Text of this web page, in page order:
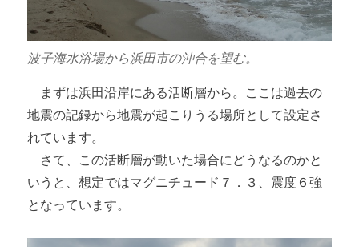
波子海水浴場から浜田市の沖合を望む。
まずは浜田沿岸にある活断層から。ここは過去の
地震の記録から地震が起こりうる場所として設定さ
れています。
さて、この活断層が動いた場合にどうなるのかと
いうと、想定ではマグニチュード７．３、震度６強
となっています。